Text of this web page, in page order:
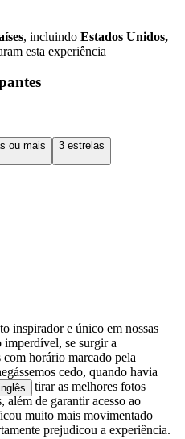
, incluindo Estados Unidos,
esta experiência
ou mais 3 estrelas
inspirador e único em nossas
se surgir a
horário marcado pela
cedo, quando havia
tirar as melhores fotos
além de garantir acesso ao
muito mais movimentado
prejudicou a experiência.